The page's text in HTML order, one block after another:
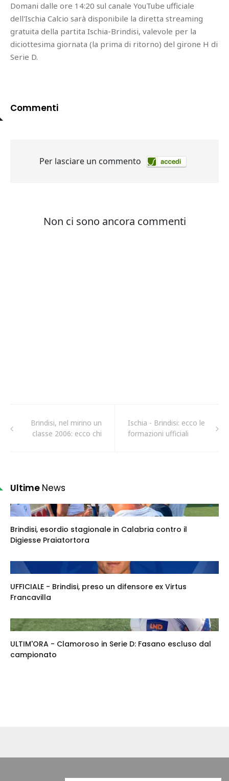
Domani dalle ore 14:20 sul canale YouTube ufficiale
dell'Ischia Calcio sarà disponibile la diretta streaming
gratuita della partita Ischia-Brindisi, valevole per la
diciottesima giornata (la prima di ritorno) del girone H di
Serie D.
Commenti
Brindisi, nel mirino un
classe 2006: ecco chi
Ischia - Brindisi: ecco le
formazioni ufficiali
Ultime News
Brindisi, esordio stagionale in Calabria contro il
Digiesse Praiatortora
UFFICIALE - Brindisi, preso un difensore ex Virtus
Francavilla
ULTIM'ORA - Clamoroso in Serie D: Fasano escluso dal
campionato